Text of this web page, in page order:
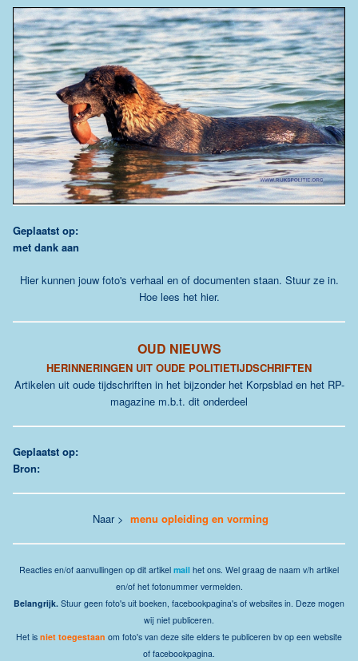
Geplaatst op:
met dank aan
Hier kunnen jouw foto's verhaal en of documenten staan. Stuur ze in.
Hoe lees het hier.
OUD NIEUWS
HERINNERINGEN UIT OUDE POLITIETIJDSCHRIFTEN
Artikelen uit oude tijdschriften in het bijzonder het Korpsblad en het RP-
magazine m.b.t. dit onderdeel
Geplaatst op:
Bron:
Naar > menu opleiding en vorming
Reacties en/of aanvullingen op dit artikel mail het ons. Wel graag de naam v/h artikel
en/of het fotonummer vermelden.
Belangrijk. Stuur geen foto's uit boeken, facebookpagina's of websites in. Deze mogen
wij niet publiceren.
Het is niet toegestaan om foto's van deze site elders te publiceren bv op een website
of facebookpagina.